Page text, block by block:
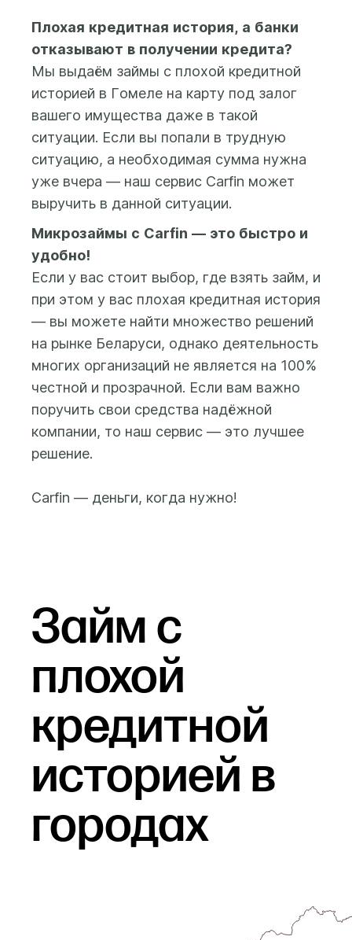
нам может
потребоваться
чуть больше
времени, чтобы
принять решение.
Информацию о
статусе Вашей
заявки можно
узнать в Личном
кабинете во
крупных банков
время зачисления
суммы составляет
от нескольких
секунд до 5 минут.
Если деньги не
поступили в
течение 10 минут
после верификации
Вашей банковской
карты,
чат либо позвоните
нам по
контактному
телефону. В любом
случае Вы
заплатите только
за дни
фактического
использования
«Личный кабинет» в
правом верхнем углу
сайта (в мобильной
версии - выбрать в меню
навигации), также
можно нажать на одну из
кнопок «Регистрация»,
«Получить деньги»,
«Деньги на карту».
В Личном кабинете
система предложит
анкету, дать согласие на
обработку персональных
данных и согласие на
предоставление
кредитного отчета.
После этого Вам будет
доступна форма
заполнения заявки на
получение займа, где вы
сможете указать
рублей) и срок займа (до
(техпаспорта) на
автомобиль.
Заем выдается на
банковскую карту,
заемщика. После
заполнения анкеты и
проверки данных
системой ответ по Вашей
заявке будет доступен в
Личном кабинете.
Плохая кредитная история, а банки
отказывают в получении кредита?
Мы выдаём займы с плохой кредитной
историей в Гомеле на карту под залог
вашего имущества даже в такой
ситуации. Если вы попали в трудную
ситуацию, а необходимая сумма нужна
уже вчера — наш сервис Carfin может
выручить в данной ситуации.
Микрозаймы с Carfin — это быстро и
удобно!
Если у вас стоит выбор, где взять займ, и
при этом у вас плохая кредитная история
— вы можете найти множество решений
на рынке Беларуси, однако деятельность
многих организаций не является на 100%
честной и прозрачной. Если вам важно
поручить свои средства надёжной
компании, то наш сервис — это лучшее
решение.
Carfin — деньги, когда нужно!
Займ с
плохой
кредитной
историей в
городах